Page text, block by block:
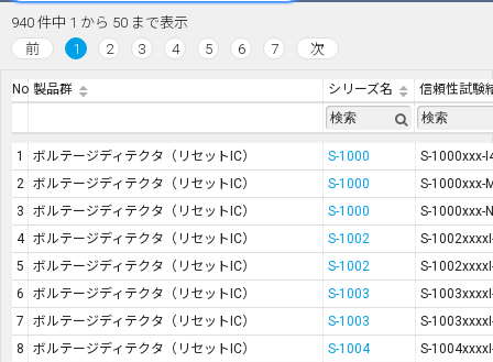
940 件中 1 から 50 まで表示
前
1 2 3 4 5 6 7 次
No. 製品群 シリーズ名 信頼性試験
1 ボルテージディテクタ（リセットIC） S-1000
S-1000xxx-
2
ボルテージディテクタ（リセットIC） S-1000
S-1000xxx-
3
ボルテージディテクタ（リセットIC） S-1000
S-1000xxx-
4
ボルテージディテクタ（リセットIC） S-1002
S-
5
ボルテージディテクタ（リセットIC） S-1002
S-
6
ボルテージディテクタ（リセットIC） S-1003
S-
7
ボルテージディテクタ（リセットIC） S-1003
S-
8
ボルテージディテクタ（リセットIC） S-1004
S-